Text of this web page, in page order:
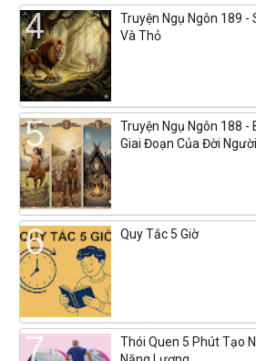
Truyện Ngụ Ngôn 189 -
Và Thỏ
Truyện Ngụ Ngôn 188 -
Giai Đoạn Của Đời Người
Quy Tắc 5 Giờ
Thói Quen 5 Phút Tạo